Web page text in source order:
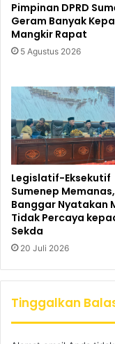
Pimpinan DPRD
Geram Banyak
Mangkir Rapat
5 Agustus 2026
Legislatif-Eksekutif
Sumenep Memanas,
Banggar Nyatakan
Tidak Percaya
Sekda
20 Juli 2026
Tinggalkan